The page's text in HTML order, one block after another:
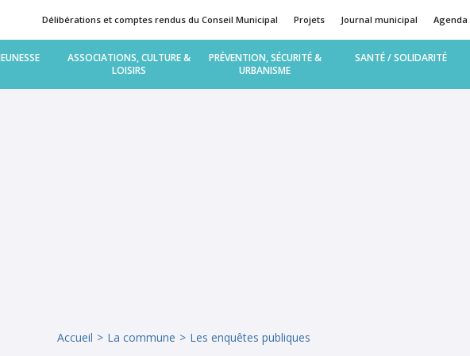
Délibérations et comptes rendus du Conseil Municipal Projets Journal municipal Agenda
ASSOCIATIONS, CULTURE &
LOISIRS
PRÉVENTION, SÉCURITÉ &
URBANISME
SANTÉ / SOLIDARITÉ
Journal municipal
Travaux et projets en cours
Les enquêtes publiques
Multi-accueil « Graines d’éveil »
Maison Assistantes Maternelles (MAM Bulle d’enfance)
Le restaurant scolaire
La bibliothèque municipale
Urbanisme-Habitat
Accueil La commune Les enquêtes publiques